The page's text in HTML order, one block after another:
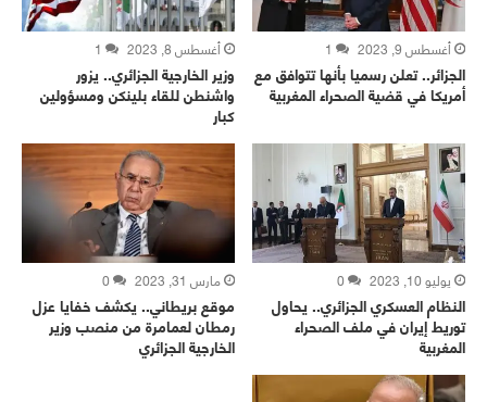
أغسطس 9, 2023 1
الجزائر.. تعلن رسميا بأنها تتوافق مع
أمريكا في قضية الصحراء المغربية
أغسطس 8, 2023 1
وزير الخارجية الجزائري.. يزور
واشنطن للقاء بلينكن ومسؤولين
كبار
يوليو 10, 2023 0
النظام العسكري الجزائري.. يحاول
توريط إيران في ملف الصحراء
المغربية
مارس 31, 2023 0
موقع بريطاني.. يكشف خفايا عزل
رمطان لعمامرة من منصب وزير
الخارجية الجزائري